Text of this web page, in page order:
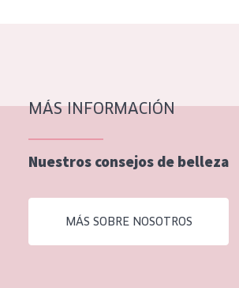
Piel expuesta al sol
Piel menopáusica
Todas las edades
Edad: de 35 a 55
MÁS INFORMACIÓN
Nuestros consejos de belleza
MÁS SOBRE NOSOTROS